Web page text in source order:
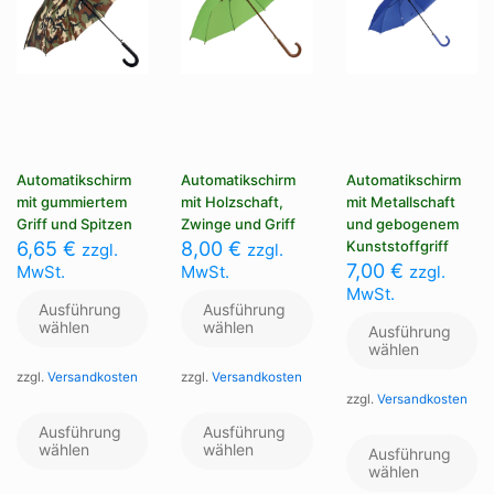
gewählt
werden
Automatikschirm
mit gummiertem
Griff und Spitzen
6,65 € zzgl.
MwSt.
Ausführung
wählen
zzgl. Versandkosten
Ausführung
wählen
Automatikschirm
mit Holzschaft,
Zwinge und Griff
8,00€ zzgl.
MwSt.
Ausführung
wählen
zzgl.Versandkosten
Ausführung
wählen
Dieses
mehrere
Automatikschirm
mit Metallschaft
und gebogenem
Kunststoffgriff
7,00 € zzgl.
MwSt.
Ausführung
wählen
zzgl. Versandkosten
Ausführung
wählen